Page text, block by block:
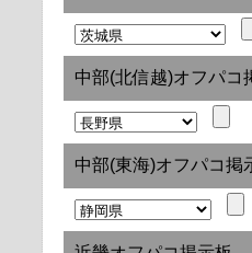
中部(北信越)オフパコ
中部(東海)オフパコ掲